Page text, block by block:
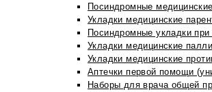
Посиндромные
Укладки медицинские
Посиндромные укладки
Укладки медицинские
Укладки медицинские
Аптечки первой помощи
Наборы для врача общей